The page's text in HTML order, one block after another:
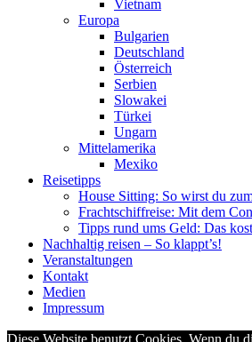
Vietnam
Europa
Bulgarien
Deutschland
Österreich
Serbien
Slowakei
Türkei
Ungarn
Mittelamerika
Mexiko
Reisetipps
House Sitting: So wirst du
Frachtschiffreise: Mit dem
Tipps rund ums Geld: Das
Nachhaltig reisen – So klappt’s!
Veranstaltungen
Kontakt
Medien
Impressum
Diese Website benutzt Cookies. Wenn du